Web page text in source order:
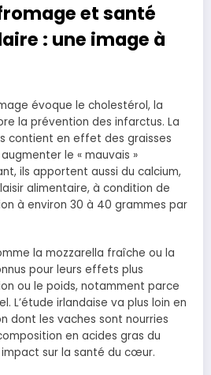
et santé
: une image à
évoque le cholestérol, la
la prévention des infarctus. La
contient en effet des graisses
le « mauvais »
ils apportent aussi du calcium,
alimentaire, à condition de
à environ 30 à 40 grammes par
la mozzarella fraîche ou la
pour leurs effets plus
ou le poids, notamment parce
L’étude irlandaise va plus loin en
dont les vaches sont nourries
en acides gras du
sur la santé du cœur.